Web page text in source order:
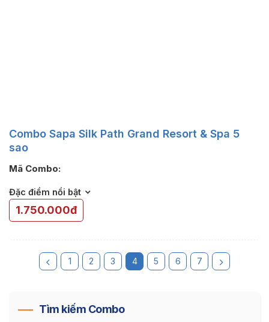
Combo Sapa Silk Path Grand Resort & Spa 5
sao
Mã Combo:
Đặc điểm nổi bật
1.750.000đ
1 2 3 4 5 6 7
Tìm kiếm Combo